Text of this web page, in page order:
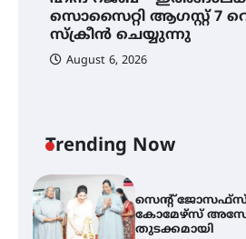
സൊസൈറ്റി ആഗസ്റ്റ് 7
സ്‌ക്രീൻ ചെയ്യുന്നു
August 6, 2026
Trending Now
ഡോക്ടറേറ്റ് –
സ്വദേശി
നേട്ടം
വെള്ളിയാഴ്ച
സെന്റ്
കോമേഴ്‌സ്
തുടക്കമായി